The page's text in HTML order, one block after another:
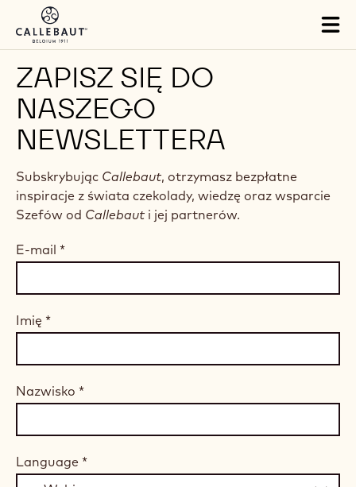
Skip to main content
ZAPISZ SIĘ DO
NASZEGO
NEWSLETTERA
Subskrybując Callebaut, otrzymasz bezpłatne
inspiracje z świata czekolady, wiedzę oraz wsparcie
Szefów od Callebaut i jej partnerów.
E-mail *
Imię *
Nazwisko *
Language *